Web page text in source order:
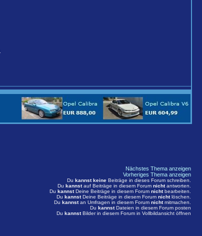
Nächstes Thema anzeigen
Vorheriges Thema anzeigen
Du kannst keine Beiträge in dieses Forum schreiben.
Du kannstauf Beiträge in diesem Forum nichtantworten.
Du kannstDeine Beiträge in diesem Forum nichtbearbeiten.
Du kannstDeine Beiträge in diesem Forum nichtlöschen.
Du kannstan Umfragen in diesem Forum nichtmitmachen.
Du kannstDateien in diesem Forum posten
Du kannstBilder in diesem Forum in Vollbildansicht öffnen